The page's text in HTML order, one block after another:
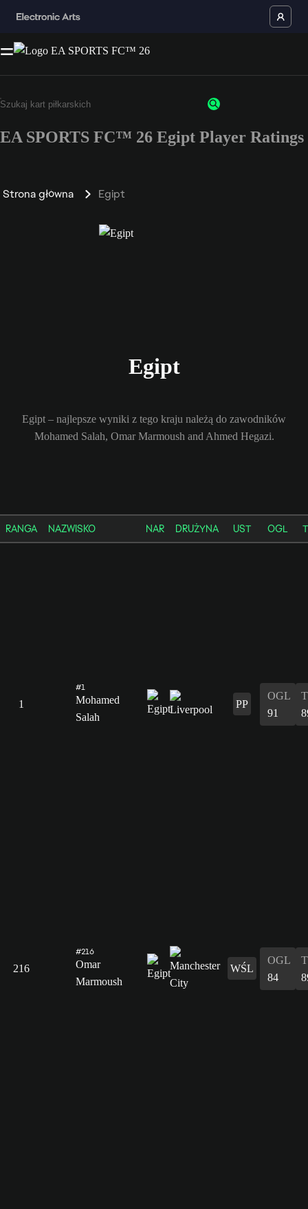
EA SPORTS FC™ 26 Egipt Player Ratings
Strona główna Egipt
Egipt
Egipt – najlepsze wyniki z tego kraju należą do zawodników
Mohamed Salah, Omar Marmoush and Ahmed Hegazi.
RANGA NAZWISKO NAR DRUŻYNA UST OGL
1
#1
Mohamed
Salah
PP
OGL
91
216
#216
Omar
Marmoush
WŚL
OGL
84